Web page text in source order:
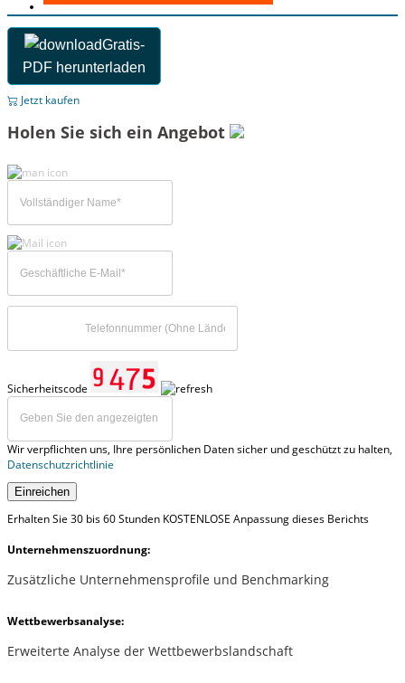
Gratis-
PDF herunterladen
Jetzt kaufen
Holen Sie sich ein Angebot
Sicherheitscode
Wir verpflichten uns, Ihre persönlichen Daten sicher und geschützt zu halten,
Datenschutzrichtlinie
Einreichen
Erhalten Sie 30 bis 60 Stunden KOSTENLOSE Anpassung dieses Berichts
Unternehmenszuordnung:
Zusätzliche Unternehmensprofile und Benchmarking
Wettbewerbsanalyse:
Erweiterte Analyse der Wettbewerbslandschaft